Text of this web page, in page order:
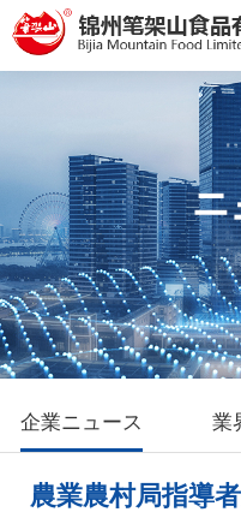
企業ニュース 業
農業農村局指導